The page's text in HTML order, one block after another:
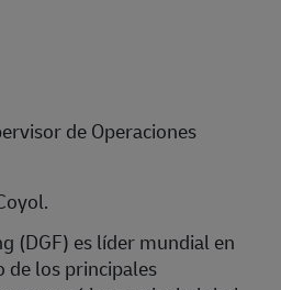
de Operaciones
(DGF) es líder mundial en
de los principales